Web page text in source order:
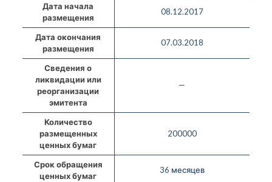
Дата начала
размещения
08.12.2017
Дата окончания
размещения
07.03.2018
Сведения о
ликвидации или
реорганизации
эмитента
—
Количество
размещенных
ценных бумаг
200000
Срок обращения
ценных бумаг
36 месяцев